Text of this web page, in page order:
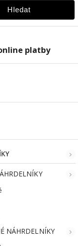
Hledat
platby
NÁHRDELNÍKY